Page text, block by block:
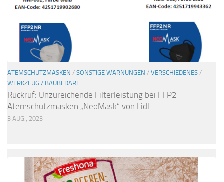
ATEMSCHUTZMASKEN / SONSTIGE WARNUNGEN / VERSCHIEDENES /
WERKZEUG / BAUBEDARF
Rückruf: Unzureichende Filterleistung bei FFP2
Atemschutzmasken „NeoMask“ von Lidl
3 AUG., 2023